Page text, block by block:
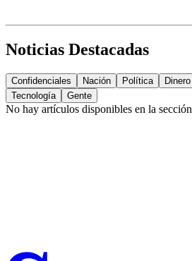
Noticias Destacadas
Confidenciales Nación Política Dinero
Tecnología
Gente
No hay artículos disponibles en la sección